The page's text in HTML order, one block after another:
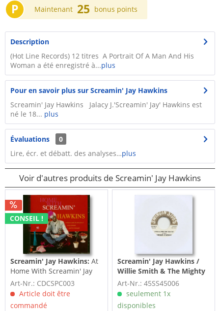
P Maintenant 25 bonus points
Description
(Hot Line Records) 12 titres A Portrait Of A Man And His
Woman a été enregistré à...plus
Pour en savoir plus sur Screamin' Jay Hawkins
Screamin' Jay Hawkins Jalacy J.'Screamin' Jay' Hawkins est
né le 18... plus
Évaluations
0
Lire, écr. et débatt. des analyses…plus
Voir d'autres produits de Screamin' Jay Hawkins
CONSEIL !
Screamin' Jay Hawkins:At
Home With Screamin' Jay
Hawkins...plus (CD)
Art-Nr.: CDCSPC003
Article doit être
commandé
Screamin' Jay Hawkins /
Willie Smith & The Mighty
Steps Of Rhythm:
Spell On You 1967 - My
Soul Baby...
Art-Nr.: 45SS45006
seulement 1x
disponibles